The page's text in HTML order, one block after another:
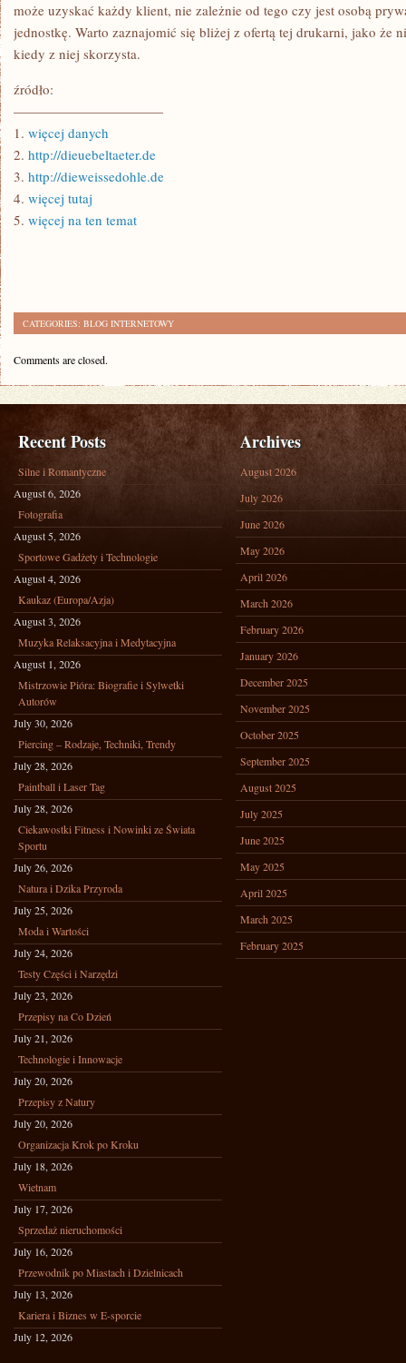
może uzyskać każdy klient, nie zależnie od tego czy jest osobą
jednostkę. Warto zaznajomić się bliżej z ofertą tej drukarni, jako że
kiedy z niej skorzysta.
źródło:
———————————
1. więcej danych
2. http://dieuebeltaeter.de
3. http://dieweissedohle.de
4. więcej tutaj
5. więcej na ten temat
CATEGORIES: BLOG INTERNETOWY
Comments are closed.
Recent Posts
Silne i Romantyczne
August 6, 2026
Fotografia
August 5, 2026
Sportowe Gadżety i Technologie
August 4, 2026
Kaukaz (Europa/Azja)
August 3, 2026
Muzyka Relaksacyjna i Medytacyjna
August 1, 2026
Mistrzowie Pióra: Biografie i Sylwetki
Autorów
July 30, 2026
Piercing – Rodzaje, Techniki, Trendy
July 28, 2026
Paintball i Laser Tag
July 28, 2026
Ciekawostki Fitness i Nowinki ze Świata
Sportu
July 26, 2026
Natura i Dzika Przyroda
July 25, 2026
Moda i Wartości
July 24, 2026
Testy Części i Narzędzi
July 23, 2026
Przepisy na Co Dzień
July 21, 2026
Technologie i Innowacje
July 20, 2026
Przepisy z Natury
July 20, 2026
Organizacja Krok po Kroku
July 18, 2026
Wietnam
July 17, 2026
Sprzedaż nieruchomości
July 16, 2026
Przewodnik po Miastach i Dzielnicach
July 13, 2026
Kariera i Biznes w E-sporcie
July 12, 2026
Archives
August 2026
July 2026
June 2026
May 2026
April 2026
March 2026
February 2026
January 2026
December 2025
November 2025
October 2025
September 2025
August 2025
July 2025
June 2025
May 2025
April 2025
March 2025
February 2025